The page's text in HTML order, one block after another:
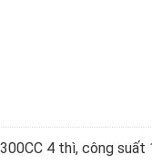
4 thì, công suất